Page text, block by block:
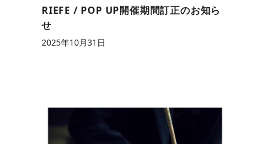
RIEFE / POP UP開催期間訂正のお知ら
せ
2025年10月31日